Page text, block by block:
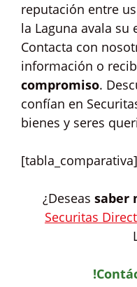
reputación entre
la Laguna avala su
Contacta con
información o
compromiso.
confían en
bienes y seres
[tabla_comparativa]
¿Deseas saber
Securitas Direct